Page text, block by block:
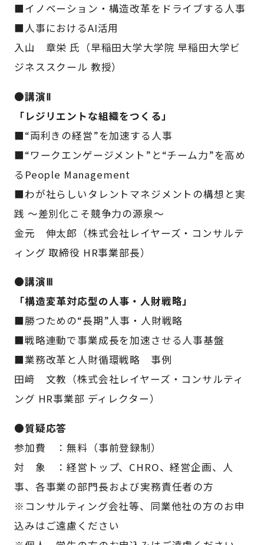
■イノベーション・構造改革をドライブする人事
■人事におけるAI活用
入山 章栄 氏（早稲田大学大学院 早稲田大学ビ
ジネススクール 教授）
●講演Ⅱ
「レジリエントな組織をつくる」
■“両利きの経営”を加速する人事
■“ワークエンゲージメント”と“チーム力”を高め
るPeople Management
■わが社らしいタレントマネジメントの構想と実
践 〜差別化こそ競争力の源泉〜
金元 伸太郎（株式会社レイヤーズ・コンサルテ
ィング 取締役 HR事業部長）
●講演Ⅲ
「構造変革対応型の人事・人財戦略」
■勝つための“長期”人事・人財戦略
■戦略連動で事業成長を加速させる人事基盤
■業務改革と人財循環戦略 事例
田﨑 文教（株式会社レイヤーズ・コンサルティ
ング HR事業部 ディレクター）
●質疑応答
参加費 ：無料（事前登録制）
対 象 ：経営トップ、CHRO、経営企画、人
事、各事業の部門長および実務責任者の方
※コンサルティング会社等、同業他社の方のお申
込みはご遠慮ください